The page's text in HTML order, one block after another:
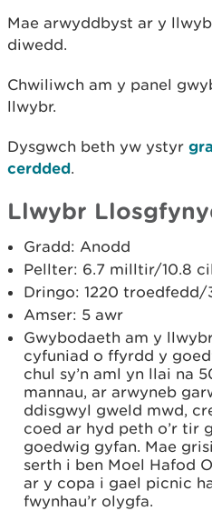
Mae arwyddbyst ar y
diwedd.
Chwiliwch am y panel
llwybr.
Dysgwch beth yw ystyr
cerdded.
Llwybr
Gradd: Anodd
Pellter: 6.7 milltir/10.8
Dringo: 1220 troedfedd/
Amser: 5 awr
Gwybodaeth am y
cyfuniad o ffyrdd y
chul sy’n aml yn llai na
mannau, ar arwyneb
ddisgwyl gweld mwd,
coed ar hyd peth o’r tir
goedwig gyfan. Mae
serth i ben Moel Hafod
ar y copa i gael picnic
fwynhau’r olygfa.